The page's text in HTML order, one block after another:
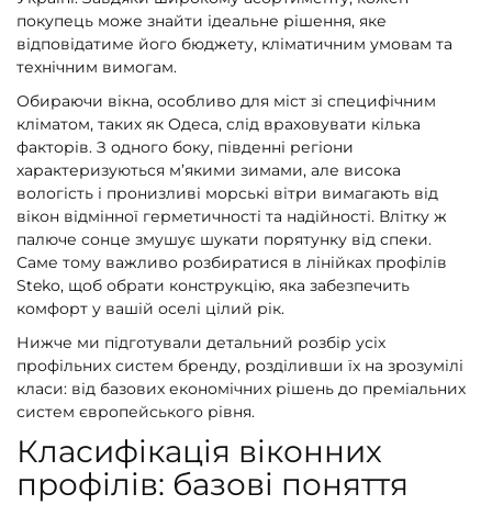
покупець може знайти ідеальне рішення, яке
відповідатиме його бюджету, кліматичним умовам та
технічним вимогам.
Обираючи вікна, особливо для міст зі специфічним
кліматом, таких як Одеса, слід враховувати кілька
факторів. З одного боку, південні регіони
характеризуються м’якими зимами, але висока
вологість і пронизливі морські вітри вимагають від
вікон відмінної герметичності та надійності. Влітку ж
палюче сонце змушує шукати порятунку від спеки.
Саме тому важливо розбиратися в лінійках профілів
Steko, щоб обрати конструкцію, яка забезпечить
комфорт у вашій оселі цілий рік.
Нижче ми підготували детальний розбір усіх
профільних систем бренду, розділивши їх на зрозумілі
класи: від базових економічних рішень до преміальних
систем європейського рівня.
Класифікація віконних
профілів: базові поняття